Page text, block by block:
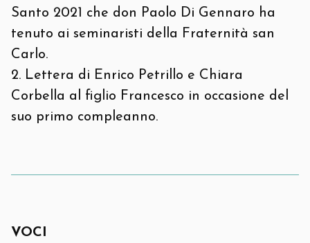
Santo 2021 che don Paolo Di Gennaro ha
tenuto ai seminaristi della Fraternità san
Carlo.
Lettera di Enrico Petrillo e Chiara
Corbella al figlio Francesco in occasione del
suo primo compleanno.
VOCI